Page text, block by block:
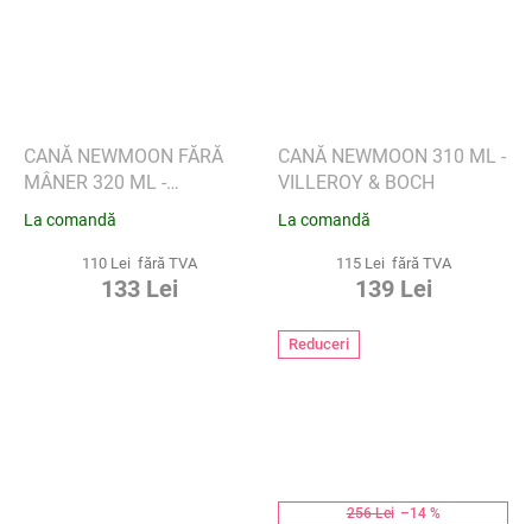
CANĂ NEWMOON FĂRĂ
MÂNER 320 ML -
VILLEROY & BOCH
La comandă
110 Lei fără TVA
133 Lei
CANĂ NEWMOON 310 ML -
VILLEROY & BOCH
La comandă
115 Lei fără TVA
139 Lei
Reduceri
256 Lei –14 %